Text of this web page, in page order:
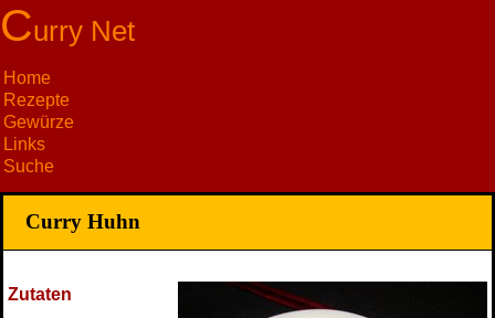
Curry Net
Home
Rezepte
Gewürze
Links
Suche
Curry Huhn
Zutaten